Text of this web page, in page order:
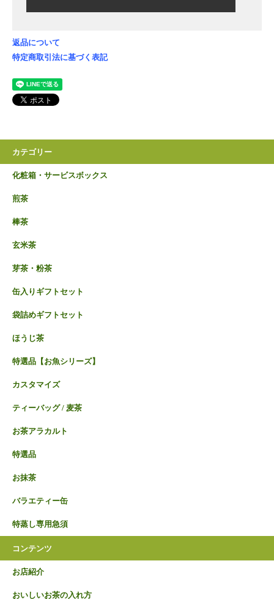
返品について
特定商取引法に基づく表記
カテゴリー
化粧箱・サービスボックス
煎茶
棒茶
玄米茶
芽茶・粉茶
缶入りギフトセット
袋詰めギフトセット
ほうじ茶
特選品【お魚シリーズ】
カスタマイズ
ティーバッグ / 麦茶
お茶アラカルト
特選品
お抹茶
バラエティー缶
特蒸し専用急須
コンテンツ
お店紹介
おいしいお茶の入れ方